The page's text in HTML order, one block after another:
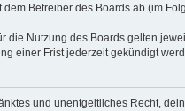
Betreiber des Boards ab (im
Nutzung des Boards gelten
einer Frist jederzeit gekündigt
und unentgeltliches Recht,